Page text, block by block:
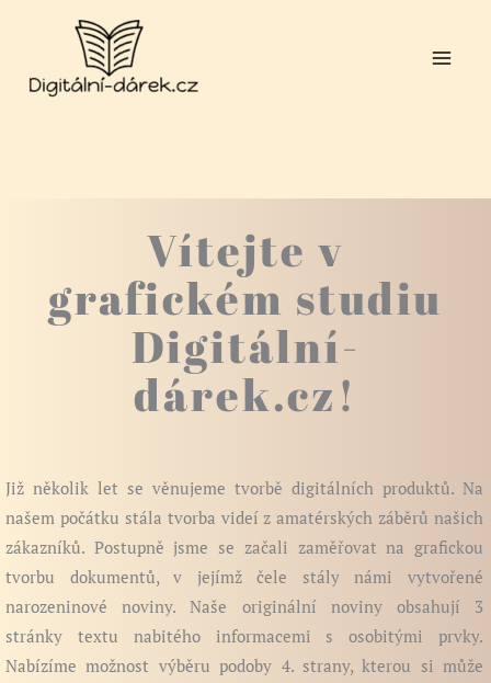
obsah
Vítejte v
grafickém studiu
Digitální-
dárek.cz!
Již několik let se věnujeme tvorbě digitálních produktů. Na
našem počátku stála tvorba videí z amatérských záběrů našich
zákazníků. Postupně jsme se začali zaměřovat na grafickou
tvorbu dokumentů, v jejímž čele stály námi vytvořené
narozeninové noviny. Naše originální noviny obsahují 3
stránky textu nabitého informacemi s osobitými prvky.
Nabízíme možnost výběru podoby 4. strany, kterou si může